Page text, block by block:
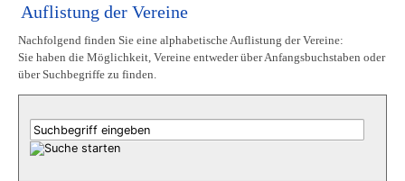
Auflistung der Vereine
Nachfolgend finden Sie eine alphabetische Auflistung der Vereine:
Sie haben die Möglichkeit, Vereine entweder über Anfangsbuchstaben oder
über Suchbegriffe zu finden.